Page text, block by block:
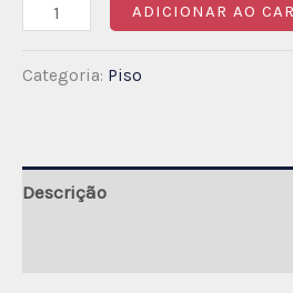
ADICIONAR AO
Categoria: Piso
Descrição